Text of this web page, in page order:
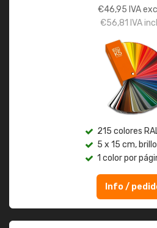
€46,95 IVA
€56,81 IVA
215 colores
5 x 15 cm, brillo
1 color por
Info /